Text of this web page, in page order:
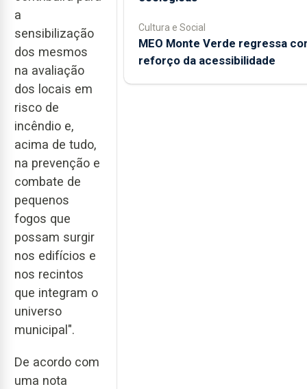
a
sensibilização
dos mesmos
na avaliação
dos locais em
risco de
incêndio e,
acima de tudo,
na prevenção e
combate de
pequenos
fogos que
possam surgir
nos edifícios e
nos recintos
que integram o
universo
municipal".
De acordo com
uma nota
Cultura e Social
MEO Monte Verde regressa
reforço da acessibilidade